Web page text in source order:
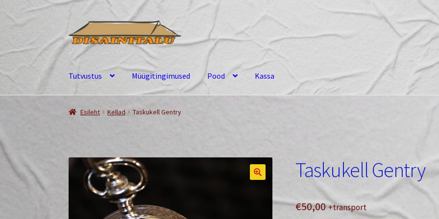
Liigu
navigeerimisele
Liigu
sisu
juurde
Tutvustus Müügitingimused Pood Kassa
Esileht Kellad Taskukell Gentry
Taskukell Gentry
€50,00 +transport